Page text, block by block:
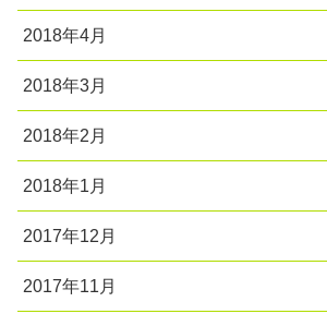
2018年4月
2018年3月
2018年2月
2018年1月
2017年12月
2017年11月